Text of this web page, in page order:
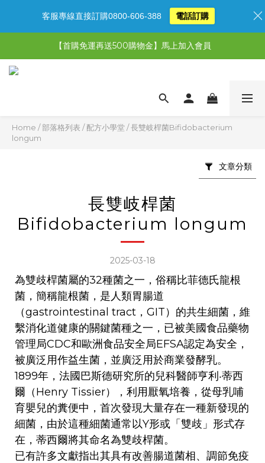
【限時特惠】全館滿1,000送500購物金！
【限時特惠】超值5選3，最高現省1,770元
【首購免運再送500購物金】馬上加入會員
Home /部落格列表 /配方小學堂/長雙岐桿菌Bifidobacterium
longum
文章分類
長雙岐桿菌
Bifidobacterium longum
2025-03-18
為雙歧桿菌屬的32種菌之一，俗稱比菲德氏龍根
菌，簡稱龍根菌，是人類胃腸道
（gastrointestinal tract，GIT）的共生細菌，維
繫消化道健康的關鍵菌種之一，已被美國食品藥物
管理局CDC和歐洲食品安全局EFSA認定為安全，
被廣泛用作益生菌，並廣泛用於商業發酵乳。
1899年，法國巴斯德研究所的兒科醫師亨利‧蒂西
爾（Henry Tissier），利用厭氧培養，從母乳哺
育嬰兒的糞便中，首次發現大量存在一種新發現的
細菌，由於這種細菌通常以Y形或「雙歧」形式存
在，蒂西爾將其命名為雙歧桿菌。
已有許多文獻指出其具有改善腸道菌相、調節免疫
客服專線直接訂購0800-606-388 電話訂購